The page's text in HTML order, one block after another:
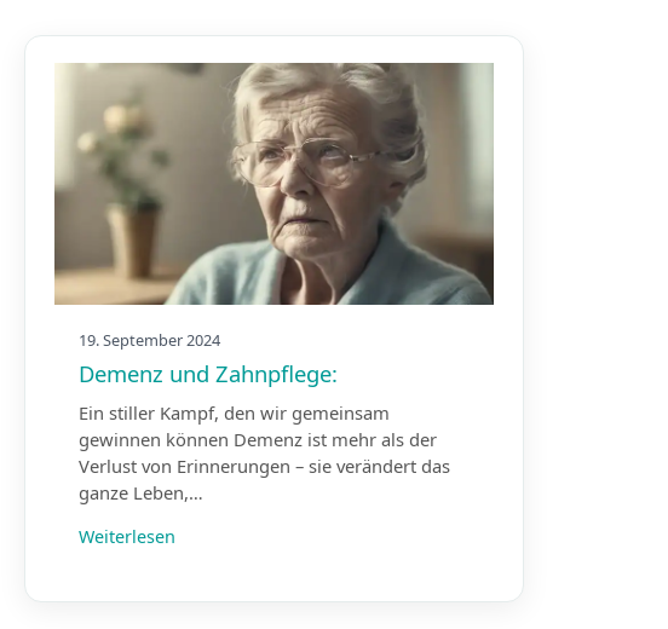
Unser Blog
19. September 2024
Demenz und Zahnpflege:
Ein stiller Kampf, den wir gemeinsam
gewinnen können Demenz ist mehr als der
Verlust von Erinnerungen – sie verändert das
ganze Leben,…
Weiterlesen